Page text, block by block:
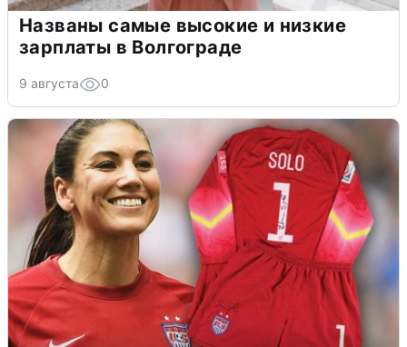
Названы самые высокие и низкие
зарплаты в Волгограде
9 августа 0